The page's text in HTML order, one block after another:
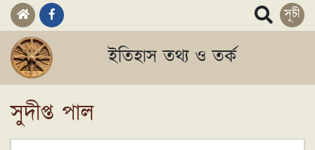
সূচী
ইতিহাস তথ্য ও তর্ক
সুদীপ্ত পাল